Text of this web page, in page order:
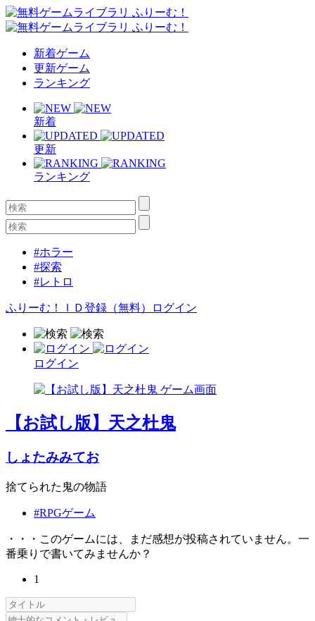
新着ゲーム
更新ゲーム
ランキング
新着
更新
ランキング
#ホラー
#探索
#レトロ
ふりーむ！ＩＤ登録（無料） ログイン
ログイン
【お試し版】天之杜鬼
しょたみみてお
捨てられた鬼の物語
#RPGゲーム
・・・このゲームには、まだ感想が投稿されていません。一
番乗りで書いてみませんか？
1